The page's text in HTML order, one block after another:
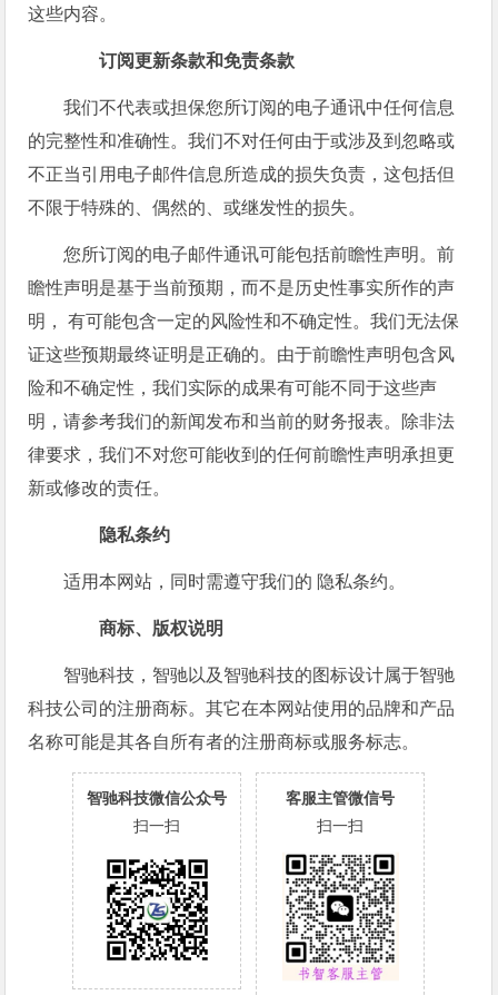
这些内容。
订阅更新条款和免责条款
我们不代表或担保您所订阅的电子通讯中任何信息
的完整性和准确性。我们不对任何由于或涉及到忽略或
不正当引用电子邮件信息所造成的损失负责，这包括但
不限于特殊的、偶然的、或继发性的损失。
您所订阅的电子邮件通讯可能包括前瞻性声明。前
瞻性声明是基于当前预期，而不是历史性事实所作的声
明， 有可能包含一定的风险性和不确定性。我们无法保
证这些预期最终证明是正确的。由于前瞻性声明包含风
险和不确定性，我们实际的成果有可能不同于这些声
明，请参考我们的新闻发布和当前的财务报表。除非法
律要求，我们不对您可能收到的任何前瞻性声明承担更
新或修改的责任。
隐私条约
适用本网站，同时需遵守我们的 隐私条约。
商标、版权说明
智驰科技，智驰以及智驰科技的图标设计属于智驰
科技公司的注册商标。其它在本网站使用的品牌和产品
名称可能是其各自所有者的注册商标或服务标志。
智驰科技微信公众号
扫一扫
客服主管微信号
扫一扫